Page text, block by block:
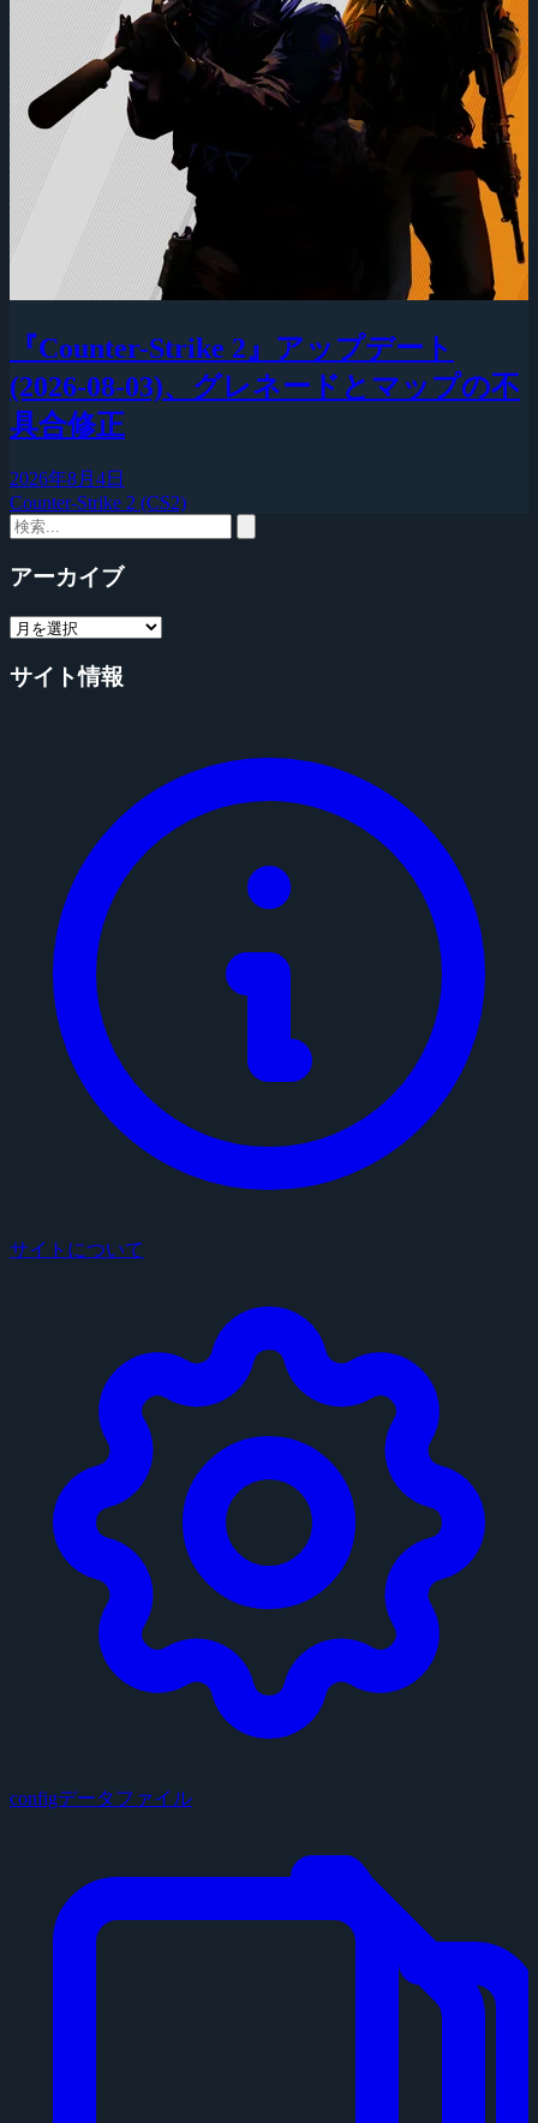
『Counter-Strike 2』アップデート
(2026-08-03)、グレネードとマップの不
具合修正
2026年8月4日
Counter-Strike 2 (CS2)
アーカイブ
サイト情報
サイトについて
configデータファイル